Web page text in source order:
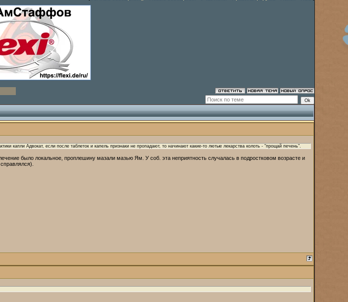
капли Адвокат, если после таблеток и капель признаки не пропадают, то начинают какие-то лютые лекарства колоть - "прощай печень".
было локальное, проплешину мазали мазью Ям. У соб. эта неприятность случалась в подростковом возрасте и